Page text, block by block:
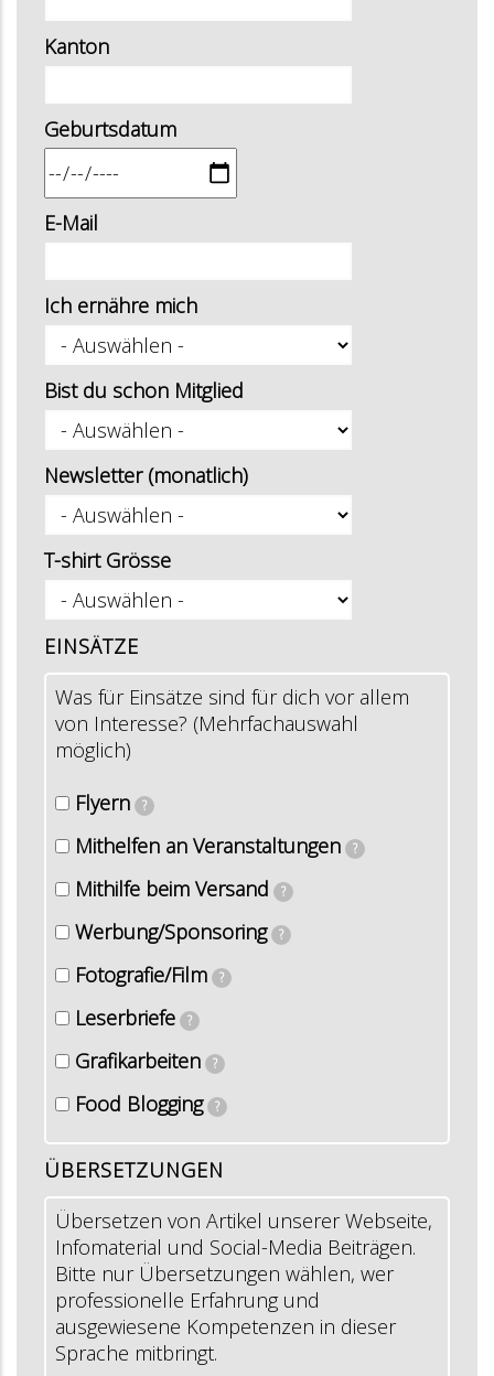
Kanton
Geburtsdatum
E-Mail
Ich ernähre mich
Bist du schon Mitglied
Newsletter (monatlich)
T-shirt Grösse
EINSÄTZE
Was für Einsätze sind für dich vor allem
von Interesse? (Mehrfachauswahl
möglich)
Flyern
?
Mithelfen an Veranstaltungen ?
Mithilfe beim Versand ?
Werbung/Sponsoring ?
Fotografie/Film ?
Leserbriefe ?
Grafikarbeiten ?
Food Blogging ?
ÜBERSETZUNGEN
Übersetzen von Artikel unserer Webseite,
Infomaterial und Social-Media Beiträgen.
Bitte nur Übersetzungen wählen, wer
professionelle Erfahrung und
ausgewiesene Kompetenzen in dieser
Sprache mitbringt.